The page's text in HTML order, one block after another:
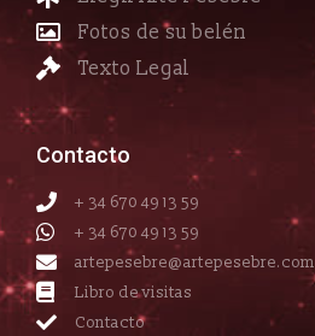
Fotos de su belén
Texto Legal
Contacto
+ 34 670 49 13 59
+ 34 670 49 13 59
artepesebre@artepesebre.com
Libro de visitas
Contacto